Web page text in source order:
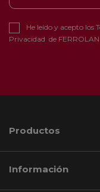
He leído y acepto los
Privacidad de FERROLAN
Productos
Información